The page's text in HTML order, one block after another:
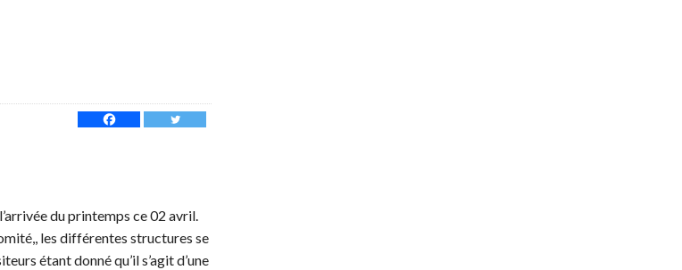
du printemps ce 02 avril.
les différentes structures se
étant donné qu’il s’agit d’une